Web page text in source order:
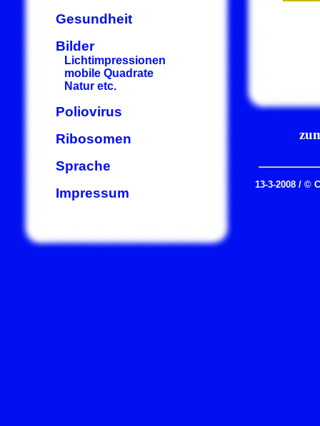
Gesundheit
Bilder
Lichtimpressionen
mobile Quadrate
Natur etc.
Poliovirus
Ribosomen
Sprache
Impressum
13-3-2008 / ©